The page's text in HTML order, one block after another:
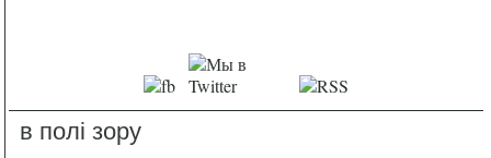
в полі зору